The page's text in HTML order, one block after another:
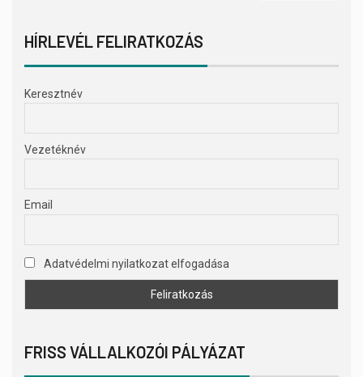
HÍRLEVÉL FELIRATKOZÁS
Keresztnév
Vezetéknév
Email
Adatvédelmi nyilatkozat elfogadása
FRISS VÁLLALKOZÓI PÁLYÁZAT